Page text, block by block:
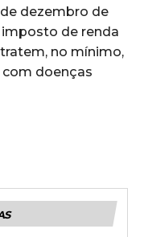
de dezembro de
imposto de renda
no mínimo,
doenças